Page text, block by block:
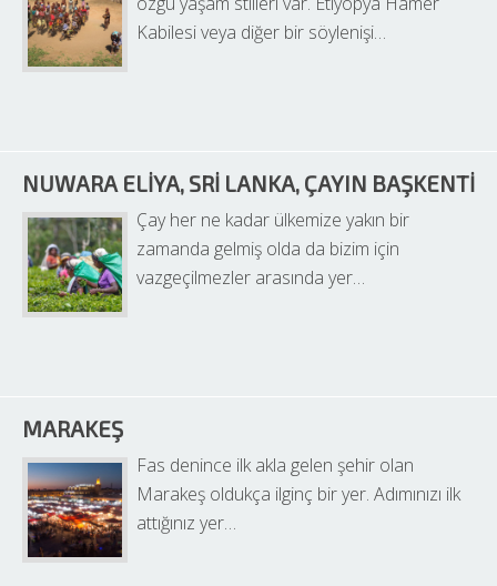
Kabilesi veya diğer bir söylenişi…
NUWARA ELIYA, SRI LANKA, ÇAYIN BAŞKENTI
Çay her ne kadar ülkemize yakın bir
zamanda gelmiş olda da bizim için
vazgeçilmezler arasında yer…
MARAKEŞ
Fas denince ilk akla gelen şehir olan
Marakeş oldukça ilginç bir yer. Adımınızı ilk
attığınız yer…